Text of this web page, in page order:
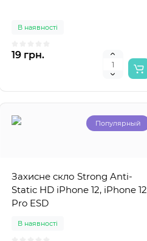
В наявності
19 грн.
Популярный
Захисне скло Strong Anti-
Static HD iPhone 12, iPhone 12
Pro ESD
В наявності